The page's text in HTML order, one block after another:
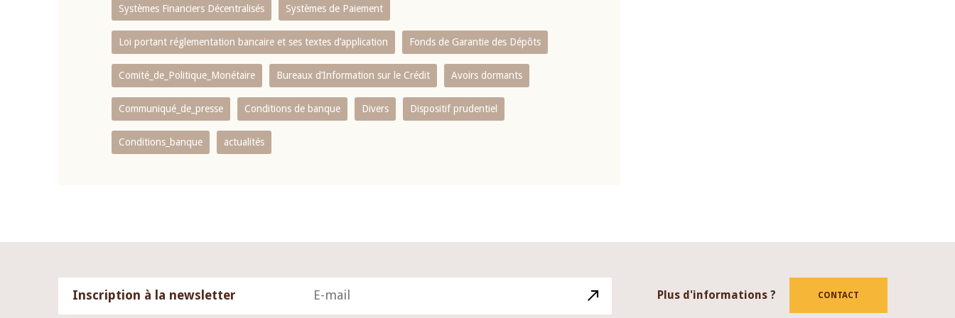
Systèmes Financiers Décentralisés Systèmes de Paiement
Loi portant réglementation bancaire et ses textes d’application Fonds de Garantie des Dépôts
Comité_de_Politique_Monétaire Bureaux d’Information sur le Crédit Avoirs dormants
Communiqué_de_presse Conditions de banque Divers Dispositif prudentiel
Conditions_banque actualités
Inscription à la newsletter Plus d'informations ? CONTACT